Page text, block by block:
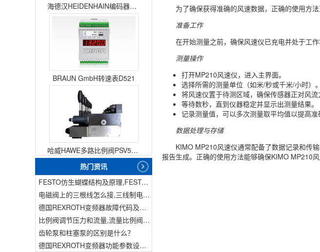
海德汉HEIDENHAIN编码器ERN1387204862S14-70
BRAUN GmbH转速表D521
哈威HAWE多路比例阀PSV51-3
热门资讯
FESTO仿生蝴蝶结构及原理,FESTO仿生蝴蝶具有什么功能
电磁阀上的三根线怎么接,三线制电磁阀接线
德国REXROTH变频器故障代码及故障解决方法
比例阀调节压力和流量,流量比例阀的控制方法
齿轮泵和柱塞泵的区别是什么？
德国REXROTH变频器功能参数设置与操作方法介绍。
为了确保获得准确的风速数据，正确的使用方
准备工作
在开始测量之前，确保风速仪已充电并处于工
测量操作
打开MP210风速仪，进入主界面。
选择所需的测量单位（如米/秒或千米/小时）。
将风速仪置于待测区域，确保传感器正对风流
等待数秒，直到仪器稳定并显示出测量结果。
记录测量值，可以多次测量取平均值以提高准
数据处理与存储
KIMO MP210风速仪通常配备了数据记录和传
报告生成。正确的使用方法能够确保KIMO MP210